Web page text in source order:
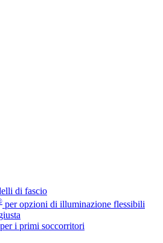
di fascio
per opzioni di illuminazione flessibili
i primi soccorritori